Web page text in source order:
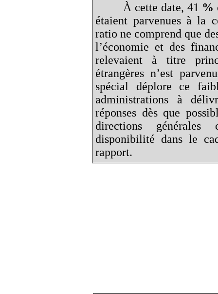
À cette date, 41 %
étaient parvenues à la
ratio ne comprend que
l’économie et des
relevaient à titre
étrangères n’est
spécial déplore ce
administrations à
réponses dès que
directions générales
disponibilité dans le
rapport.